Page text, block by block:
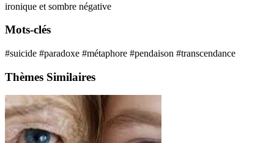
ironique et sombre négative
Mots-clés
#suicide #paradoxe #métaphore #pendaison #transcendance
Thèmes Similaires